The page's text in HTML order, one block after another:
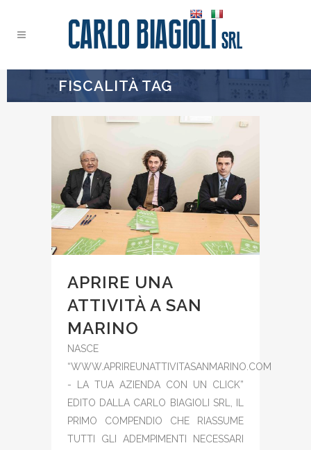
FISCALITÀ TAG
APRIRE UNA
ATTIVITÀ A SAN
MARINO
NASCE
“WWW.APRIREUNATTIVITASANMARINO.COM
- LA TUA AZIENDA CON UN CLICK”
EDITO DALLA CARLO BIAGIOLI SRL, IL
PRIMO COMPENDIO CHE RIASSUME
TUTTI GLI ADEMPIMENTI NECESSARI